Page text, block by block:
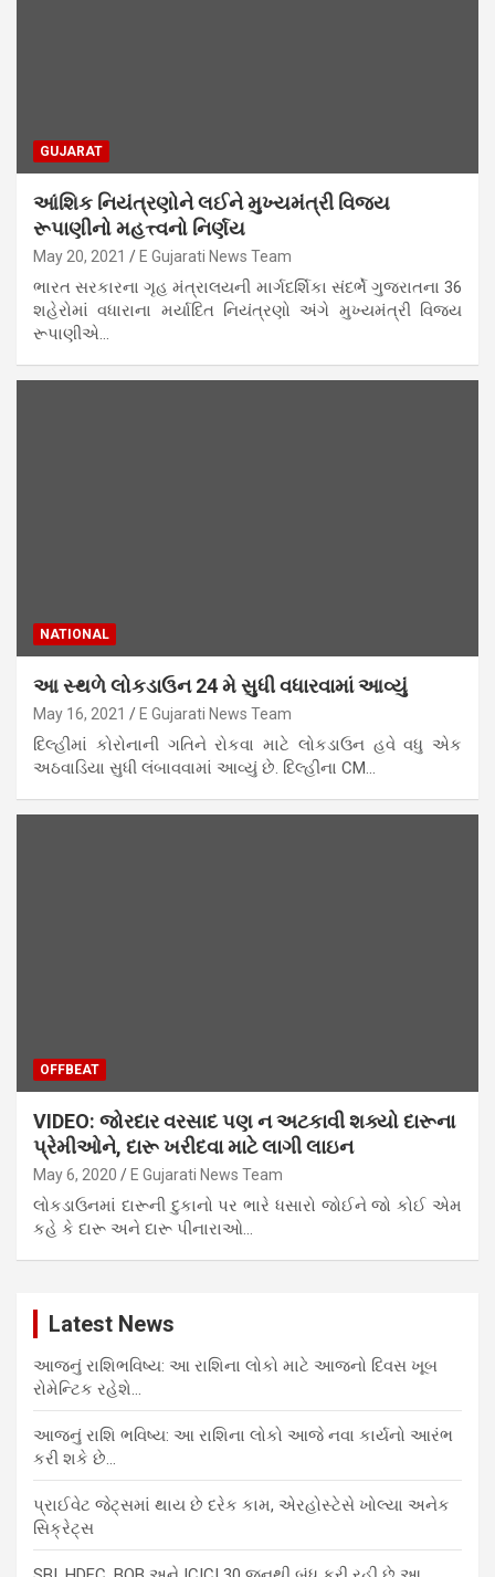
GUJARAT
આંશિક નિયંત્રણોને લઈને મુખ્યમંત્રી વિજય
રૂપાણીનો મહત્ત્વનો નિર્ણય
May 20, 2021 E Gujarati News Team
ભારત સરકારના ગૃહ મંત્રાલયની માર્ગદર્શિકા સંદર્ભે ગુજરાતના 36
શહેરોમાં વધારાના મર્યાદિત નિયંત્રણો અંગે મુખ્યમંત્રી વિજય
રૂપાણીએ…
NATIONAL
આ સ્થળે લોકડાઉન 24 મે સુધી વધારવામાં આવ્યું
May 16, 2021 E Gujarati News Team
દિલ્હીમાં કોરોનાની ગતિને રોકવા માટે લોકડાઉન હવે વધુ એક
અઠવાડિયા સુધી લંબાવવામાં આવ્યું છે. દિલ્હીના CM…
OFFBEAT
VIDEO: જોરદાર વરસાદ પણ ન અટકાવી શક્યો દારૂના
પ્રેમીઓને, દારૂ ખરીદવા માટે લાગી લાઇન
May 6, 2020 E Gujarati News Team
લોકડાઉનમાં દારૂની દુકાનો પર ભારે ધસારો જોઈને જો કોઈ એમ
કહે કે દારૂ અને દારૂ પીનારાઓ…
Latest News
આજનું રાશિભવિષ્ય: આ રાશિના લોકો માટે આજનો દિવસ ખૂબ
રોમેન્ટિક રહેશે…
આજનું રાશિ ભવિષ્ય: આ રાશિના લોકો આજે નવા કાર્યનો આરંભ
કરી શકે છે…
પ્રાઈવેટ જેટ્સમાં થાય છે દરેક કામ, એરહોસ્ટેસે ખોલ્યા અનેક
સિક્રેટ્સ